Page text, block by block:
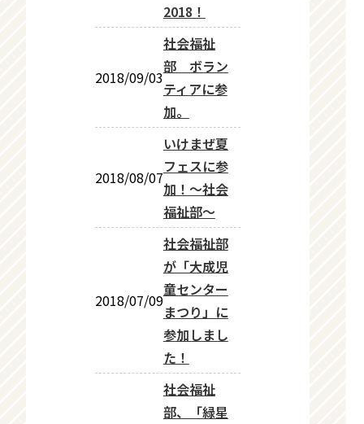
2018！
2018/09/03
社会福祉
部 ボラン
ティアに参
加。
2018/08/07
いけまぜ夏
フェスに参
加！～社会
福祉部～
2018/07/09
社会福祉部
が「大成児
童センター
まつり」に
参加しまし
た！
社会福祉
部、「緑星